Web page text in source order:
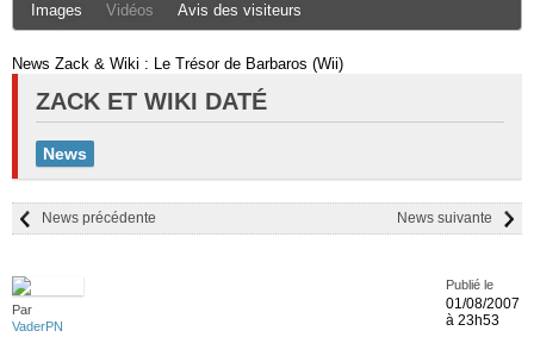
Images Vidéos Avis des visiteurs
News Zack & Wiki : Le Trésor de Barbaros (Wii)
ZACK ET WIKI DATÉ
News
News suivante
News précédente
Par
VaderPN
Publié le
01/08/2007
à 23h53